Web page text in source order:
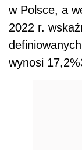
w Polsce, a
2022 r.
wynosi